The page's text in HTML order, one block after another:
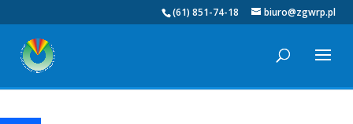
(61) 851-74-18 biuro@zgwrp.pl